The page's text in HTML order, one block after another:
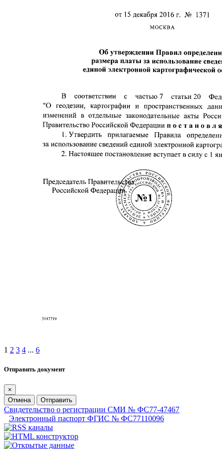
1 2 3 4 ... 6
Отправить документ
×
Отмена
Отправить
Свидетельство о регистрации СМИ № ФС77-47467
Электронный паспорт ФГИС № ФС77110096